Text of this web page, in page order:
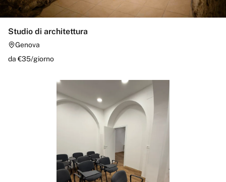
Studio di architettura
Genova
da €35/giorno